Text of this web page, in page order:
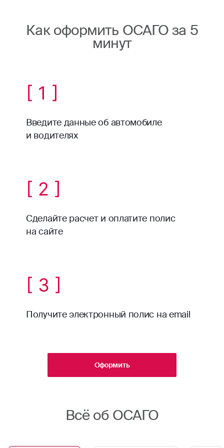
Как оформить ОСАГО за 5
минут
[ 1 ]
Введите данные об автомобиле
и водителях
[ 2 ]
Сделайте расчет и оплатите полис
на сайте
[ 3 ]
Получите электронный полис на email
Оформить
Всё об ОСАГО